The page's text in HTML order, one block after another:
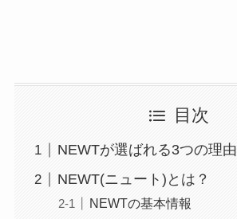
目次
NEWTが選ばれる3つの理由
NEWT(ニュート)とは？
NEWTの基本情報